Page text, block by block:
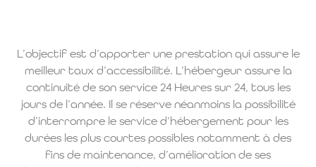
L’objectif est d’apporter une prestation qui assure le
meilleur taux d’accessibilité. L’hébergeur assure la
continuité de son service 24 Heures sur 24, tous les
jours de l’année. Il se réserve néanmoins la possibilité
d’interrompre le service d’hébergement pour les
durées les plus courtes possibles notamment à des
fins de maintenance, d’amélioration de ses